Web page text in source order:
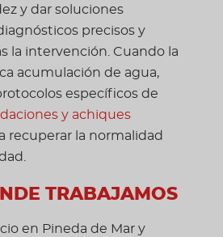
y dar soluciones
precisos y
la intervención. Cuando la
acumulación de agua,
específicos de
y achiques
recuperar la normalidad
TRABAJAMOS
en Pineda de Mar y